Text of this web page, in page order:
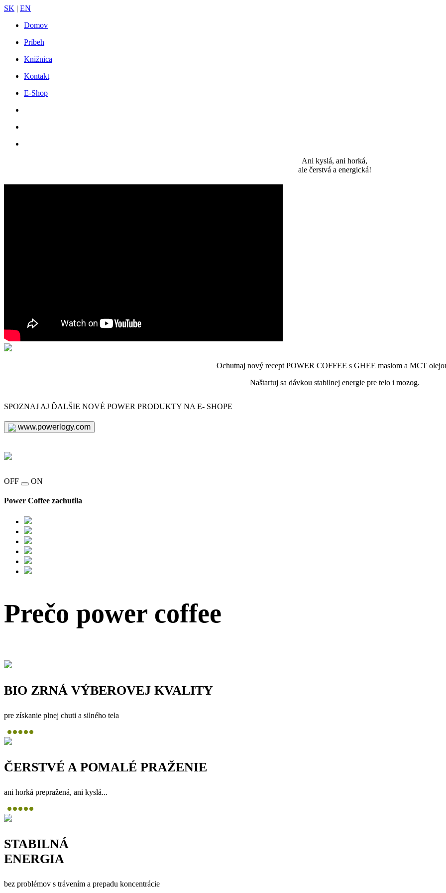
SK | EN
Domov
Príbeh
Knižnica
Kontakt
E-Shop
Ani kyslá, ani horká,
ale čerstvá a energická!
Ochutnaj nový recept POWER COFFEE s GHEE maslom a MCT
Naštartuj sa dávkou stabilnej energie pre telo i mozog.
SPOZNAJ AJ ĎALŠIE NOVÉ POWER PRODUKTY NA E- SHOPE
www.powerlogy.com
OFF ON
Power Coffee zachutila
Prečo power coffee
BIO ZRNÁ VÝBEROVEJ KVALITY
pre získanie plnej chuti a silného tela
ČERSTVÉ A POMALÉ PRAŽENIE
ani horká prepražená, ani kyslá...
STABILNÁ
ENERGIA
bez problémov s trávením a prepadu koncentrácie